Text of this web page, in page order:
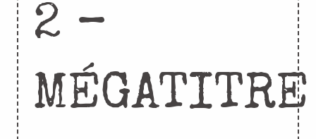
2 –
MÉGATITRE